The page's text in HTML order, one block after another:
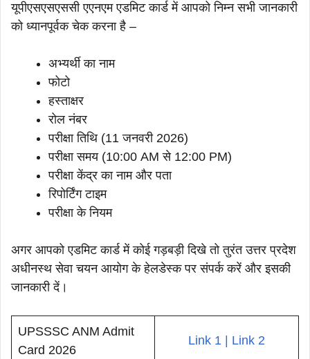
यूपीएसएसएससी एएनएम एडमिट कार्ड में आपको निम्न सभी जानकारी
को ध्यानपूर्वक चेक करना है –
अभ्यर्थी का नाम
फोटो
हस्ताक्षर
रोल नंबर
परीक्षा तिथि (11 जनवरी 2026)
परीक्षा समय (10:00 AM से 12:00 PM)
परीक्षा केंद्र का नाम और पता
रिपोर्टिंग टाइम
परीक्षा के नियम
अगर आपको एडमिट कार्ड में कोई गड़बड़ी दिखे तो तुरंत उत्तर प्रदेश
अधीनस्थ सेवा चयन आयोग के हेलडेस्क पर संपर्क करें और इसकी
जानकारी दें।
UPSSSC ANM Admit
Card 2026
Link 1 | Link 2